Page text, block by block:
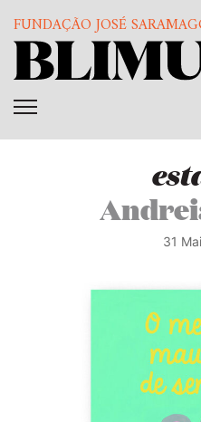
FUNDAÇÃO JOSÉ
31